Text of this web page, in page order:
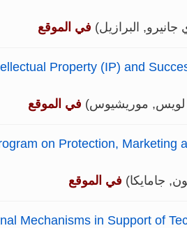
في الموقع
Property (IP) and
في الموقع
on Protection, Marketing
في الموقع
Mechanisms in Support of